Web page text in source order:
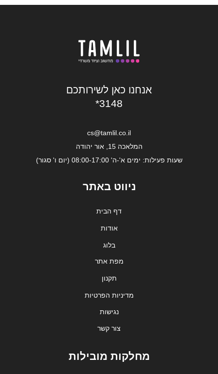
אנחנו כאן לשירותכם
*3148
cs@tamlil.co.il
המלאכה 15, אור יהודה
שעות פעילות: ימים א'-ה' 08:00-17:00 (יום ו' סגור)
ניווט באתר
דף הבית
אודות
בלוג
מפת אתר
תקנון
מדיניות הפרטיות
נגישות
צור קשר
מחלקות מובילות